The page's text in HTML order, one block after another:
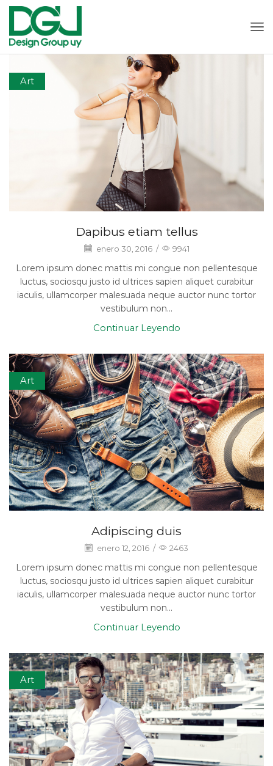
Art
Dapibus etiam tellus
enero 30, 2016 / 9941
Lorem ipsum donec mattis mi congue non pellentesque
luctus, sociosqu justo id ultrices sapien aliquet curabitur
iaculis, ullamcorper malesuada neque auctor nunc tortor
vestibulum non...
Continuar Leyendo
Art
Adipiscing duis
enero 12, 2016 / 2463
Lorem ipsum donec mattis mi congue non pellentesque
luctus, sociosqu justo id ultrices sapien aliquet curabitur
iaculis, ullamcorper malesuada neque auctor nunc tortor
vestibulum non...
Continuar Leyendo
Art